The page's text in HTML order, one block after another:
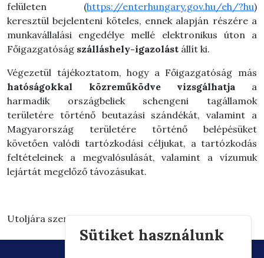
felületen (https://enterhungary.gov.hu/eh/?hu)
keresztül bejelenteni köteles, ennek alapján részére a
munkavállalási engedélye mellé elektronikus úton a
Főigazgatóság szálláshely-igazolást állít ki.
Végezetül tájékoztatom, hogy a Főigazgatóság más
hatóságokkal közreműködve
vizsgálhatja a
harmadik országbeliek schengeni tagállamok
területére történő beutazási szándékát, valamint a
Magyarország területére történő belépésüket
követően valódi tartózkodási céljukat, a tartózkodás
feltételeinek a megvalósulását, valamint a vízumuk
lejártát megelőző távozásukat.
Utoljára szerkesztve: 2026.03.03. 15:30
Sütiket használunk